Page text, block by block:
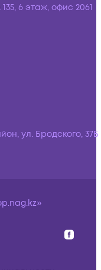
6 этаж, офис 2061
ул. Бродского, 37Б